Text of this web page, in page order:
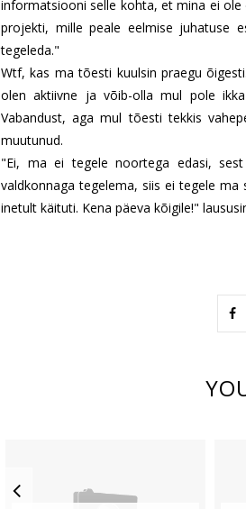
informatsiooni selle kohta, et mina ei
projekti, mille peale eelmise juhatuse
tegeleda."
Wtf, kas ma tõesti kuulsin praegu
olen aktiivne ja võib-olla mul pole
Vabandust, aga mul tõesti tekkis
muutunud.
"Ei, ma ei tegele noortega edasi,
valdkonnaga tegelema, siis ei tegele ma
inetult käituti. Kena päeva kõigile!"